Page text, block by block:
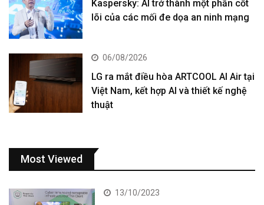
Kaspersky: AI trở thành một phần cốt
lõi của các mối đe dọa an ninh mạng
06/08/2026
LG ra mắt điều hòa ARTCOOL AI Air tại
Việt Nam, kết hợp AI và thiết kế nghệ
thuật
Most Viewed
13/10/2023